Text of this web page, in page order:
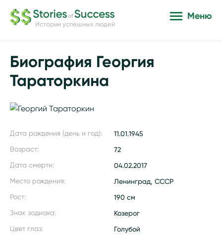
Истории успешных людей
Меню
Биография Георгия
Тараторкина
Дата рождения (день и год): 11.01.1945
Возраст: 72
Дата смерти: 04.02.2017
Место рождения: Ленинград, СССР
Рост: 190 см
Знак зодиака: Козерог
Цвет глаз: Голубой